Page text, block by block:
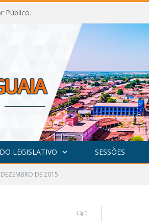
Público.
LEGISLATIVO SESSÕES
DE 2015
0